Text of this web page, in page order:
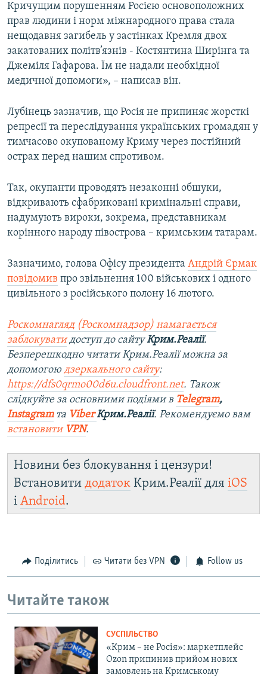
Кричущим порушенням Росією основоположних
прав людини і норм міжнародного права стала
нещодавня загибель у застінках Кремля двох
закатованих політв’язнів - Костянтина Ширінга та
Джеміля Гафарова. Їм не надали необхідної
медичної допомоги», – написав він.
Лубінець зазначив, що Росія не припиняє жорсткі
репресії та переслідування українських громадян у
тимчасово окупованому Криму через постійний
острах перед нашим спротивом.
Так, окупанти проводять незаконні обшуки,
відкривають сфабриковані кримінальні справи,
надумують вироки, зокрема, представникам
корінного народу півострова – кримським татарам.
Зазначимо, голова Офісу президента Андрій Єрмак
повідомив про звільнення 100 військових і одного
цивільного з російського полону 16 лютого.
Роскомнагляд (Роскомнадзор) намагається
заблокуватидоступ до сайтуКрим.Реалії.
Безперешкодно читати Крим.Реалії можна за
допомогою дзеркального сайту:
https://dfs0qrmo00d6u.cloudfront.net. Також
слідкуйте за основними подіями в Telegram,
Instagramта ViberКрим.Реалії. Рекомендуємо вам
встановити VPN.
Новини без блокування і цензури!
Встановити додаток Крим.Реалії для iOS
і Android.
Поділитись Читати без VPN Follow us
Читайте також
СУСПІЛЬСТВО
«Крим – не Росія»: маркетплейс
Ozon припинив прийом нових
замовлень на Кримському